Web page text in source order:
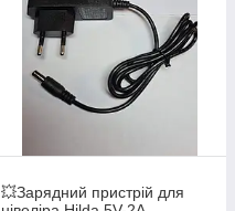
💥Зарядний пристрій для